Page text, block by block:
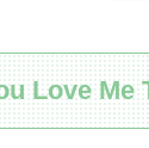
Love Me